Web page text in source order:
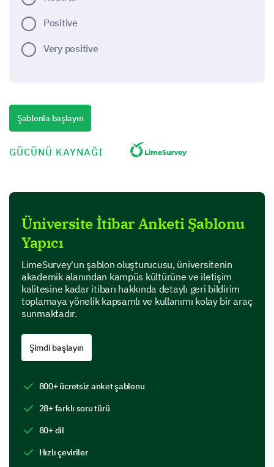
Positive
Very positive
university.
Options: Very Poor | Poor | Average | Good |
Excellent
Research Opportunitiesv
Faculty Expertise
Infrastructure
Location
Share your thoughts on our programs and
courses
We want to understand your perception of the
insights will help us enhance our curriculum for a
Which program or course do you have firsthand
experience with at our university?
Şablonla başlayın
GÜCÜNÜ KAYNAĞI
Üniversite İtibar Anketi Şablonu
Yapıcı
LimeSurvey'un şablon oluşturucusu, üniversitenin
akademik alanından kampüs kültürüne ve iletişim
kalitesine kadar itibarı hakkında detaylı geri bildirim
toplamaya yönelik kapsamlı ve kullanımı kolay bir araç
sunmaktadır.
Şimdi başlayın
800+ ücretsiz anket şablonu
28+ farklı soru türü
80+ dil
Hızlı çeviriler